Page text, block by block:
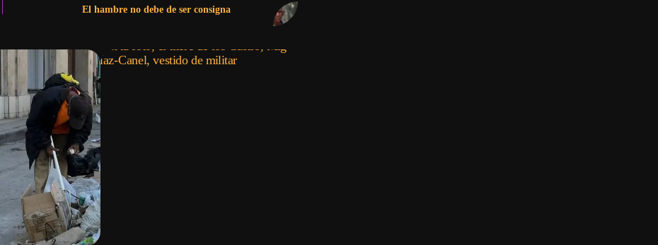
El hambre no debe de ser consigna